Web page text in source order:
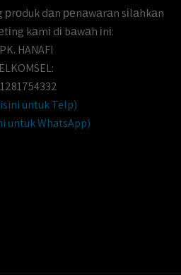
рrоduk dаn реnаwаrаn sіlаhkаn
kаmі dі bаwаh іnі:
HANAFI
untuk Telp)
untuk WhatsApp)